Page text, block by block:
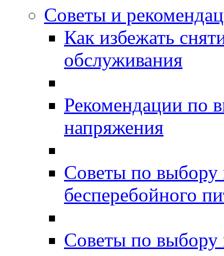
Советы и
Как избежать
обслуживания
Рекомендации по
напряжения
Советы по выбору
бесперебойного
Советы по выбору